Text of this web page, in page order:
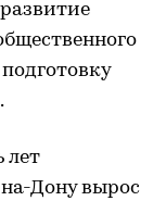
лет
Дону вырос